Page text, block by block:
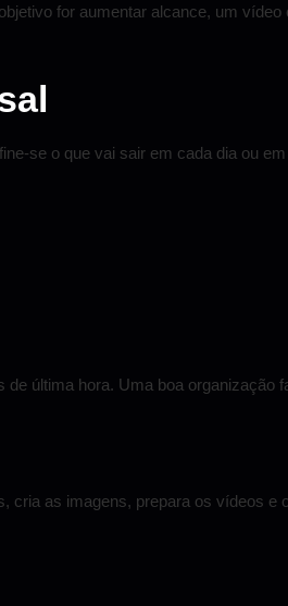
for aumentar alcance, um
se o que vai sair em cada dia ou
última hora. Uma boa
cria as imagens, prepara os vídeos e